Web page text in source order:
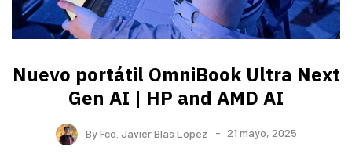
Nuevo portátil OmniBook Ultra ​Next
Gen AI | HP and AMD AI
ByFco. Javier Blas Lopez 21 mayo, 2025